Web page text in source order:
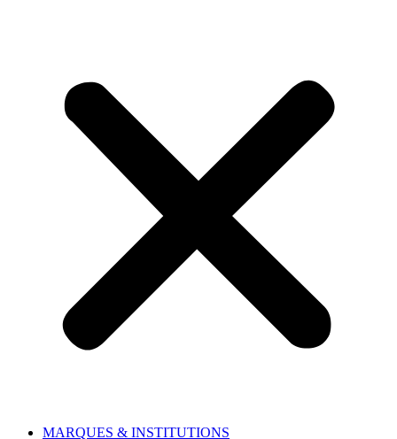
MARQUES & INSTITUTIONS